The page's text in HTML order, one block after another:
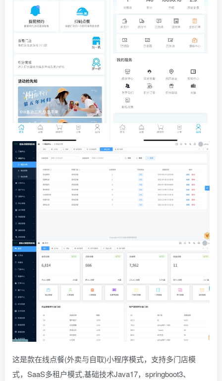
这是款在线点餐(外卖与自取)小程序模式，支持多门店模
式，SaaS多租户模式,基础技术Java17，springboot3、